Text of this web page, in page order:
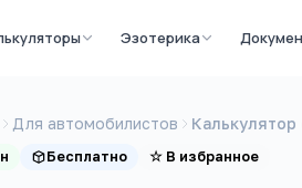
Эзотерика
Для автомобилистов Калькулятор
Бесплатно ☆ В избранное